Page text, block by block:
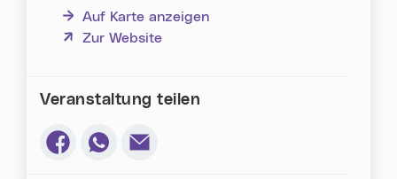
Auf Karte anzeigen
Zur Website
(neues Fenster)
Veranstaltung teilen